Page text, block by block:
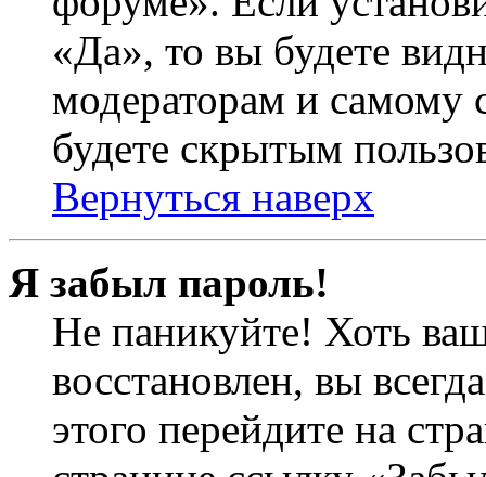
«Да», то вы будете
модераторам и самому
будете скрытым
Вернуться наверх
Я забыл пароль!
Не паникуйте! Хоть
восстановлен, вы
этого перейдите на